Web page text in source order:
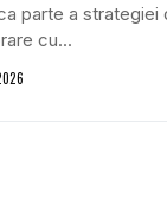
parte a
cu...